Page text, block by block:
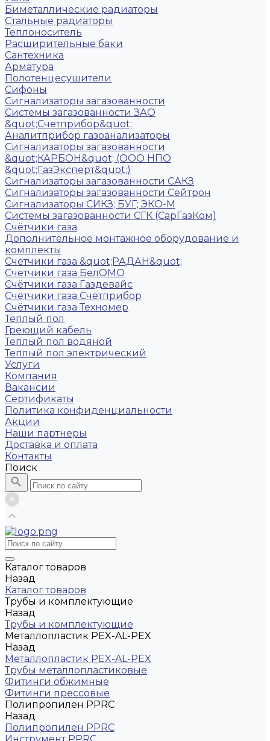
Биметаллические радиаторы
Стальные радиаторы
Теплоноситель
Расширительные баки
Сантехника
Арматура
Полотенцесушители
Сифоны
Сигнализаторы загазованности
Системы загазованности ЗАО
&quot;Счетприбор&quot;
Аналитприбор газоанализаторы
Сигнализаторы загазованности
&quot;КАРБОН&quot; (ООО НПО
&quot;ГазЭксперт&quot;)
Сигнализаторы загазованности САКЗ
Сигнализаторы загазованности Сейтрон
Сигнализаторы СИКЗ; БУГ; ЭКО-М
Системы загазованности СГК (СарГазКом)
Счётчики газа
Дополнительное монтажное оборудование и
комплекты
Счетчики газа &quot;РАДАН&quot;
Счетчики газа БелОМО
Счётчики газа Газдевайс
Счётчики газа Счётприбор
Счётчики газа Техномер
Теплый пол
Греющий кабель
Теплый пол водяной
Теплый пол электрический
Услуги
Компания
Вакансии
Сертификаты
Политика конфиденциальности
Акции
Наши партнеры
Доставка и оплата
Контакты
Поиск
Каталог товаров
Назад
Каталог товаров
Трубы и комплектующие
Назад
Трубы и комплектующие
Металлопластик PEX-AL-PEX
Назад
Металлопластик PEX-AL-PEX
Трубы металлопластиковые
Фитинги обжимные
Фитинги прессовые
Полипропилен PPRC
Назад
Полипропилен PPRC